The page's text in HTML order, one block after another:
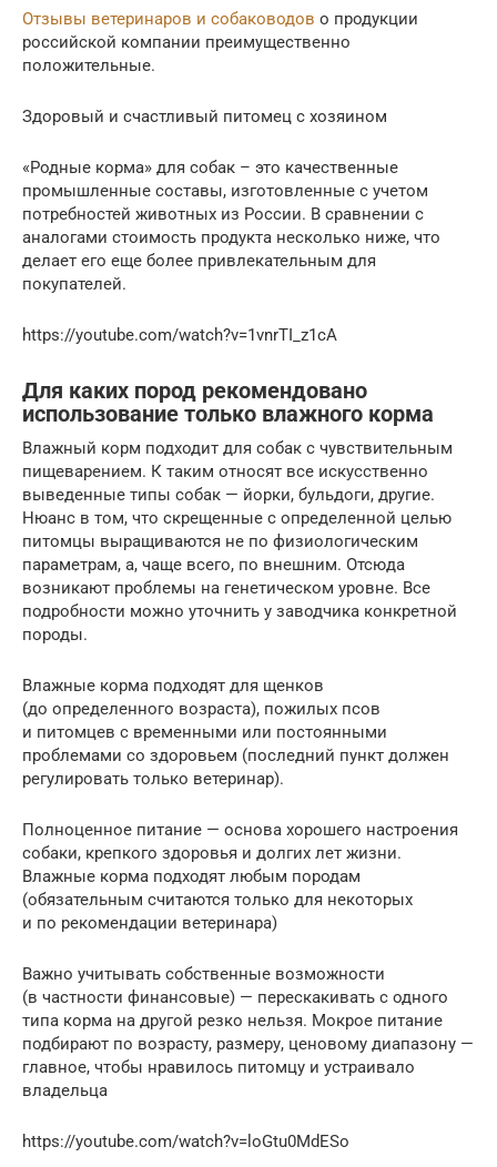
Отзывы ветеринаров и собаководов о продукции
российской компании преимущественно
положительные.
Здоровый и счастливый питомец с хозяином
«Родные корма» для собак – это качественные
промышленные составы, изготовленные с учетом
потребностей животных из России. В сравнении с
аналогами стоимость продукта несколько ниже, что
делает его еще более привлекательным для
покупателей.
https://youtube.com/watch?v=1vnrTI_z1cA
Для каких пород рекомендовано
использование только влажного корма
Влажный корм подходит для собак с чувствительным
пищеварением. К таким относят все искусственно
выведенные типы собак — йорки, бульдоги, другие.
Нюанс в том, что скрещенные с определенной целью
питомцы выращиваются не по физиологическим
параметрам, а, чаще всего, по внешним. Отсюда
возникают проблемы на генетическом уровне. Все
подробности можно уточнить у заводчика конкретной
породы.
Влажные корма подходят для щенков
(до определенного возраста), пожилых псов
и питомцев с временными или постоянными
проблемами со здоровьем (последний пункт должен
регулировать только ветеринар).
Полноценное питание — основа хорошего настроения
собаки, крепкого здоровья и долгих лет жизни.
Влажные корма подходят любым породам
(обязательным считаются только для некоторых
и по рекомендации ветеринара)
Важно учитывать собственные возможности
(в частности финансовые) — перескакивать с одного
типа корма на другой резко нельзя. Мокрое питание
подбирают по возрасту, размеру, ценовому диапазону —
главное, чтобы нравилось питомцу и устраивало
владельца
https://youtube.com/watch?v=loGtu0MdESo